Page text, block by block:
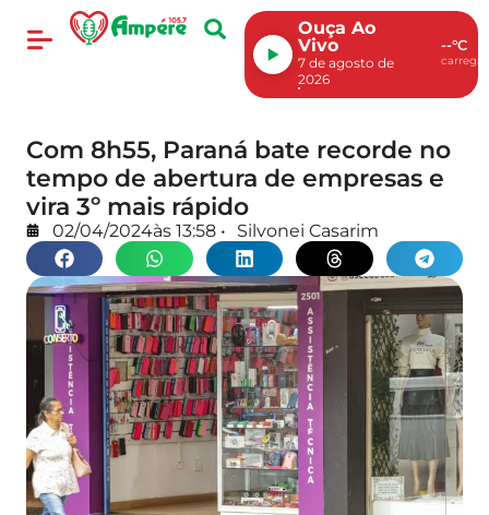
Ouça Ao
Vivo
7 de agosto de
2026
--°C
Com 8h55, Paraná bate recorde no
tempo de abertura de empresas e
vira 3º mais rápido
02/04/2024às 13:58 • Silvonei Casarim